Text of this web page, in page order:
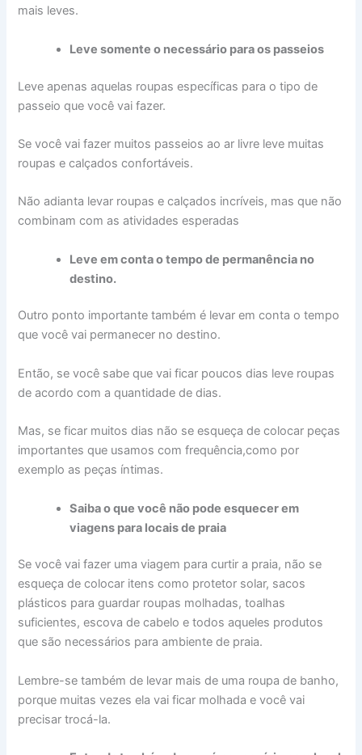
mais leves.
Leve somente o necessário para os passeios
Leve apenas aquelas roupas específicas para o tipo de
passeio que você vai fazer.
Se você vai fazer muitos passeios ao ar livre leve muitas
roupas e calçados confortáveis.
Não adianta levar roupas e calçados incríveis, mas que não
combinam com as atividades esperadas
Leve em conta o tempo de permanência no
destino.
Outro ponto importante também é levar em conta o tempo
que você vai permanecer no destino.
Então, se você sabe que vai ficar poucos dias leve roupas
de acordo com a quantidade de dias.
Mas, se ficar muitos dias não se esqueça de colocar peças
importantes que usamos com frequência,como por
exemplo as peças íntimas.
Saiba o que você não pode esquecer em
viagens para locais de praia
Se você vai fazer uma viagem para curtir a praia, não se
esqueça de colocar itens como protetor solar, sacos
plásticos para guardar roupas molhadas, toalhas
suficientes, escova de cabelo e todos aqueles produtos
que são necessários para ambiente de praia.
Lembre-se também de levar mais de uma roupa de banho,
porque muitas vezes ela vai ficar molhada e você vai
precisar trocá-la.